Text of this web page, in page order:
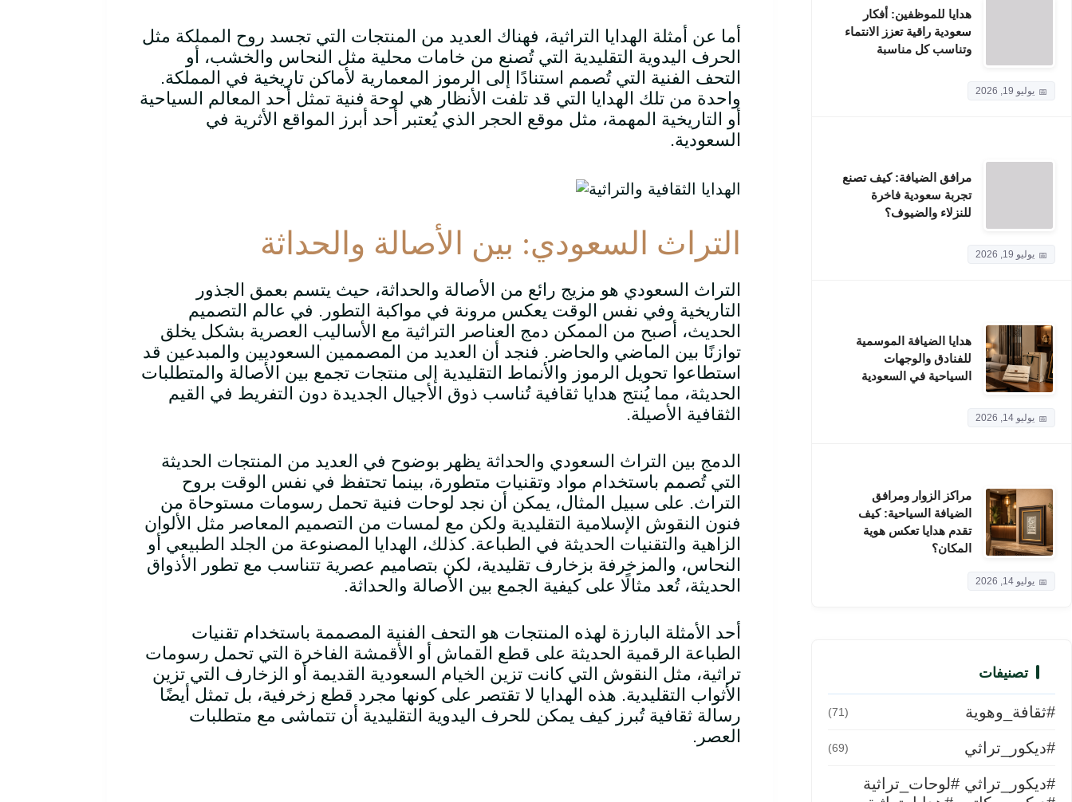
أما عن أمثلة الهدايا التراثية، فهناك العديد من المنتجات التي تجسد روح المملكة مثل
الحرف اليدوية التقليدية التي تُصنع من خامات محلية مثل النحاس والخشب، أو
التحف الفنية التي تُصمم استنادًا إلى الرموز المعمارية لأماكن تاريخية في المملكة.
واحدة من تلك الهدايا التي قد تلفت الأنظار هي لوحة فنية تمثل أحد المعالم السياحية
أو التاريخية المهمة، مثل موقع الحجر الذي يُعتبر أحد أبرز المواقع الأثرية في
السعودية.
التراث السعودي: بين الأصالة والحداثة
التراث السعودي هو مزيج رائع من الأصالة والحداثة، حيث يتسم بعمق الجذور
التاريخية وفي نفس الوقت يعكس مرونة في مواكبة التطور. في عالم التصميم
الحديث، أصبح من الممكن دمج العناصر التراثية مع الأساليب العصرية بشكل يخلق
توازنًا بين الماضي والحاضر. فنجد أن العديد من المصممين السعوديين والمبدعين قد
استطاعوا تحويل الرموز والأنماط التقليدية إلى منتجات تجمع بين الأصالة والمتطلبات
الحديثة، مما يُنتج هدايا ثقافية تُناسب ذوق الأجيال الجديدة دون التفريط في القيم
الثقافية الأصيلة.
الدمج بين التراث السعودي والحداثة يظهر بوضوح في العديد من المنتجات الحديثة
التي تُصمم باستخدام مواد وتقنيات متطورة، بينما تحتفظ في نفس الوقت بروح
التراث. على سبيل المثال، يمكن أن نجد لوحات فنية تحمل رسومات مستوحاة من
فنون النقوش الإسلامية التقليدية ولكن مع لمسات من التصميم المعاصر مثل الألوان
الزاهية والتقنيات الحديثة في الطباعة. كذلك، الهدايا المصنوعة من الجلد الطبيعي أو
النحاس، والمزخرفة بزخارف تقليدية، لكن بتصاميم عصرية تتناسب مع تطور الأذواق
الحديثة، تُعد مثالًا على كيفية الجمع بين الأصالة والحداثة.
أحد الأمثلة البارزة لهذه المنتجات هو التحف الفنية المصممة باستخدام تقنيات
الطباعة الرقمية الحديثة على قطع القماش أو الأقمشة الفاخرة التي تحمل رسومات
تراثية، مثل النقوش التي كانت تزين الخيام السعودية القديمة أو الزخارف التي تزين
الأثواب التقليدية. هذه الهدايا لا تقتصر على كونها مجرد قطع زخرفية، بل تمثل أيضًا
رسالة ثقافية تُبرز كيف يمكن للحرف اليدوية التقليدية أن تتماشى مع متطلبات
العصر .
هدايا للموظفين: أفكار
سعودية راقية تعزز الانتماء
وتناسب كل مناسبة
يوليو 19, 2026
مرافق الضيافة: كيف تصنع
تجربة سعودية فاخرة
للنزلاء والضيوف؟
يوليو 19, 2026
هدايا الضيافة الموسمية
للفنادق والوجهات
السياحية في السعودية
يوليو 14, 2026
مراكز الزوار ومرافق
الضيافة السياحية: كيف
تقدم هدايا تعكس هوية
المكان؟
يوليو 14, 2026
تصنيفات
#ثقافة_وهوية (71)
#ديكور_تراثي (69)
#ديكور_تراثي #لوحات_تراثية